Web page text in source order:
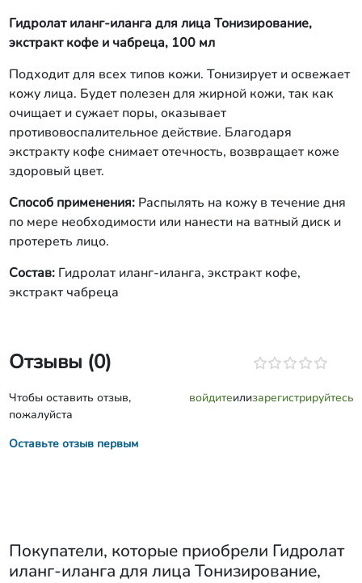
Гидролатиланг-илангадля лица Тонизирование,
экстракт кофе и чабреца, 100 мл
Подходит для всех типов кожи. Тонизирует и освежает
кожу лица. Будет полезен для жирной кожи, так как
очищает и сужает поры, оказывает
противовоспалительное действие. Благодаря
экстракту кофе снимает отечность, возвращает коже
здоровый цвет.
Способ применения:Распылять на кожу в течение дня
по мере необходимости или нанести на ватный диск и
протереть лицо.
Состав:Гидролат иланг-иланга, экстракт кофе,
экстракт чабреца
Отзывы (0)
Чтобы оставить отзыв,
пожалуйста
войдитеилизарегистрируйтесь
Оставьте отзыв первым
Покупатели, которые приобрели Гидролат
иланг-иланга ​для лица Тонизирование,